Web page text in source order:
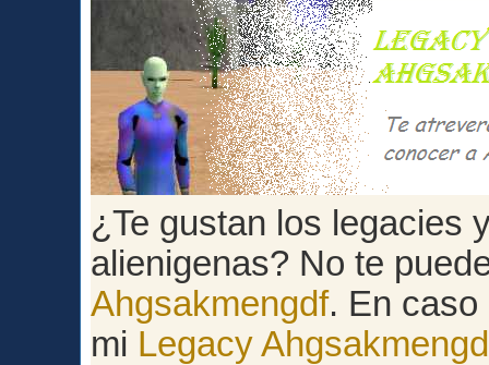
¿Te gustan los legacies
alienigenas? No te
Ahgsakmengdf. En caso
mi Legacy